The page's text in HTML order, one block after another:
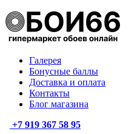
Галерея
Бонусные баллы
Доставка и оплата
Контакты
Блог магазина
+7 919 367 58 95